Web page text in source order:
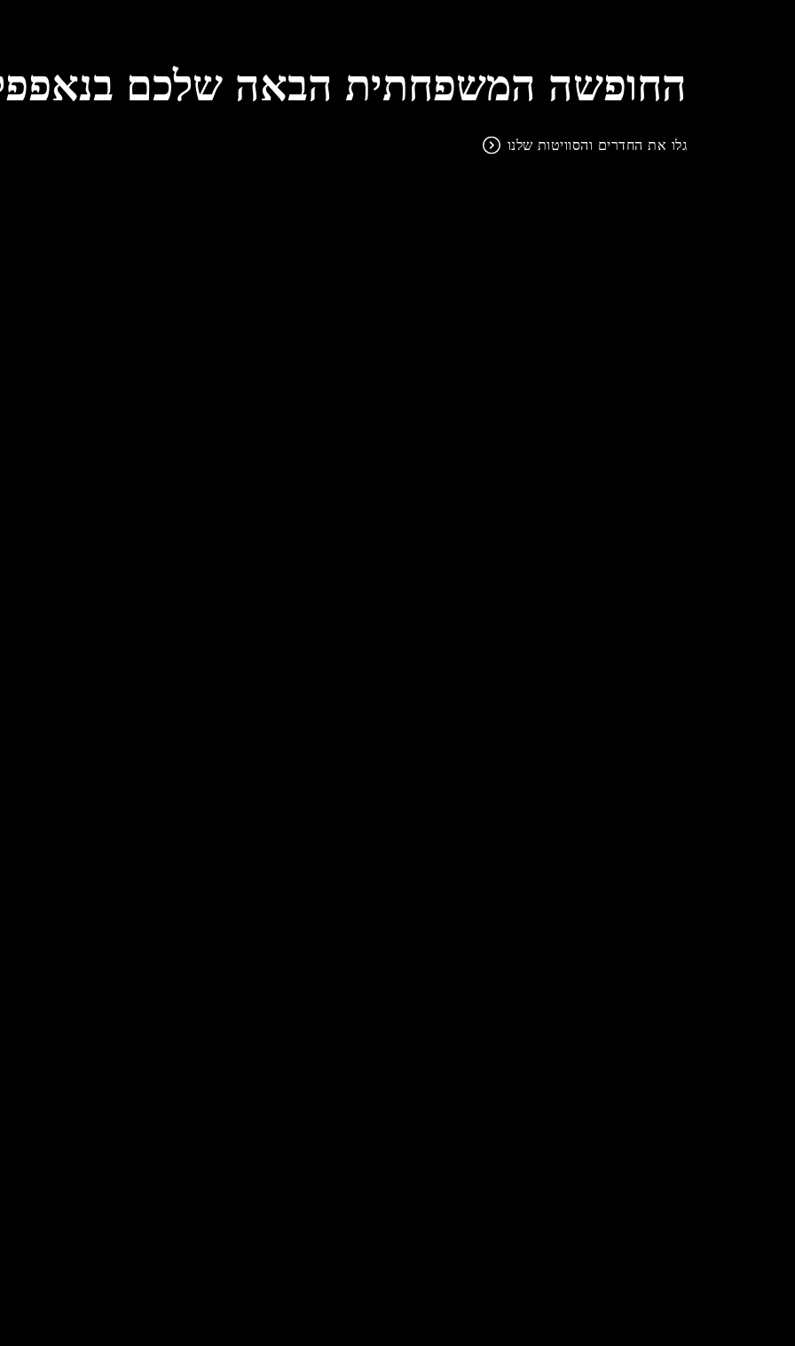
החופשה המשפחתית הבאה שלכם
גלו את החדרים והסוויטות שלנו